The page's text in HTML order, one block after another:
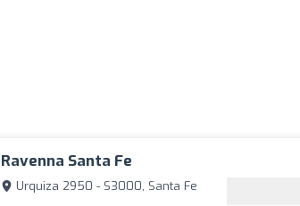
Ravenna Santa Fe
Urquiza 2950 - S3000, Santa Fe